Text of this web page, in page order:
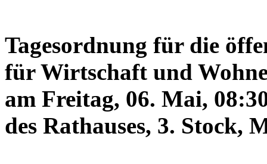
Tagesordnung für die
für Wirtschaft und
am Freitag, 06. Mai,
des Rathauses, 3. Stock,